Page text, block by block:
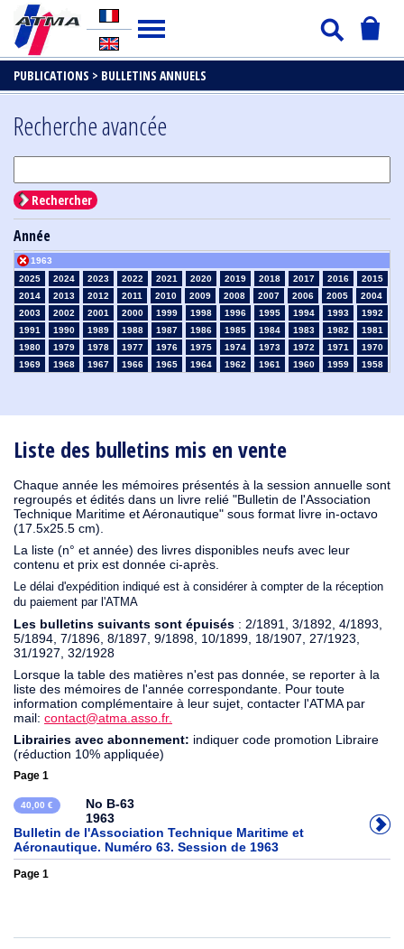
PUBLICATIONS > BULLETINS ANNUELS
Liste des bulletins mis en vente
Chaque année les mémoires présentés à la session annuelle sont
regroupés et édités dans un livre relié "Bulletin de l'Association
Technique Maritime et Aéronautique" sous format livre in-octavo
(17.5x25.5 cm).
La liste (n° et année) des livres disponibles neufs avec leur
contenu et prix est donnée ci-après.
Le délai d'expédition indiqué est à considérer à compter de la réception
du paiement par l'ATMA
Les bulletins suivants sont épuisés : 2/1891, 3/1892, 4/1893,
5/1894, 7/1896, 8/1897, 9/1898, 10/1899, 18/1907, 27/1923,
31/1927, 32/1928
Lorsque la table des matières n'est pas donnée, se reporter à la
liste des mémoires de l'année correspondante. Pour toute
information complémentaire à leur sujet, contacter l'ATMA par
mail: contact@atma.asso.fr.
Librairies avec abonnement: indiquer code promotion Libraire
(réduction 10% appliquée)
Page 1
40,00 €
No B-63
1963
Bulletin de l'Association Technique Maritime et
Aéronautique. Numéro 63. Session de 1963
Page 1
Recherche avancée
Rechercher
Année
2025 2024 2023 2022 2021 2020 2019 2018 2017 2016
2015
2014
2013 2012 2011 2010 2009 2008 2007 2006 2005
2004
2003
2002 2001 2000 1999 1998 1996 1995 1994 1993
1992
1991
1990 1989 1988 1987 1986 1985 1984 1983 1982
1981
1980
1979 1978 1977 1976 1975 1974 1973 1972 1971
1970
1969
1968 1967 1966 1965 1964
1963
1962 1961 1960 1959
1958
1930
1929 1926 1925 1924 1915 1914 1913 1912 1911
1910